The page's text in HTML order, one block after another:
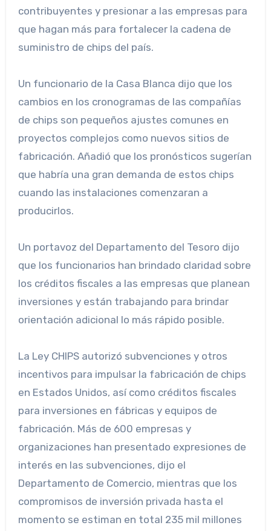
contribuyentes y presionar a las empresas para
que hagan más para fortalecer la cadena de
suministro de chips del país.
Un funcionario de la Casa Blanca dijo que los
cambios en los cronogramas de las compañías
de chips son pequeños ajustes comunes en
proyectos complejos como nuevos sitios de
fabricación. Añadió que los pronósticos sugerían
que habría una gran demanda de estos chips
cuando las instalaciones comenzaran a
producirlos.
Un portavoz del Departamento del Tesoro dijo
que los funcionarios han brindado claridad sobre
los créditos fiscales a las empresas que planean
inversiones y están trabajando para brindar
orientación adicional lo más rápido posible.
La Ley CHIPS autorizó subvenciones y otros
incentivos para impulsar la fabricación de chips
en Estados Unidos, así como créditos fiscales
para inversiones en fábricas y equipos de
fabricación. Más de 600 empresas y
organizaciones han presentado expresiones de
interés en las subvenciones, dijo el
Departamento de Comercio, mientras que los
compromisos de inversión privada hasta el
momento se estiman en total 235 mil millones